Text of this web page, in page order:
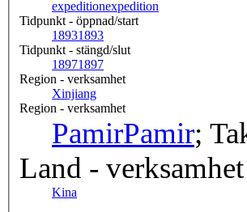
expeditionexpedition
Tidpunkt - öppnad/start
18931893
Tidpunkt - stängd/slut
18971897
Region - verksamhet
Xinjiang
Region - verksamhet
PamirPamir;
Land - verksamhet
Kina